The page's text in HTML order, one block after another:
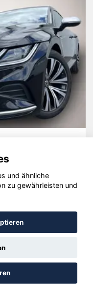
2020 - 2026
und ähnliche
zu gewährleisten und